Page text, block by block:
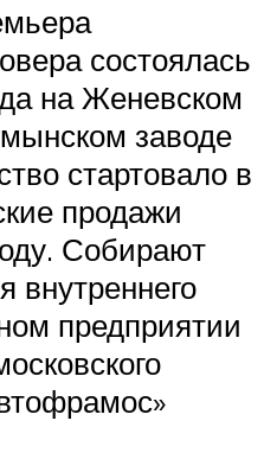
состоялась
на Женевском
заводе
стартовало в
продажи
Собирают
внутреннего
предприятии